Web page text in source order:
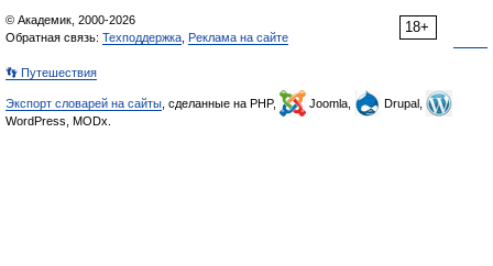
18+
© Академик, 2000-2026
Обратная связь: Техподдержка Реклама на сайте
👣 Путешествия
Экспорт словарей на сайты , сделанные на PHP, Joomla,
Drupal,
WordPress, MODx.